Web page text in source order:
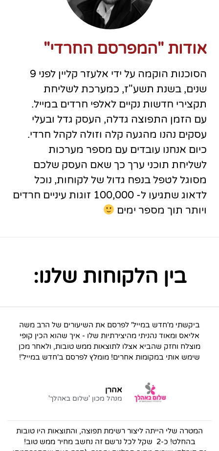
אודות "המפרסם החרדי"
הסוכנות הוקמה על ידי אלעזר קליין לפני 9
שנים, בשנת תשע"ז, כמערכת לשליחת
תקצירי חדשות נקיים לאלפי חרדים במייל.
עם הזמן התפוצה גדלה, העסק גדל ובעלי
עסקים נהנו מהגעה קלה וזולה לקהל חרדי.
כיום אנחנו עובדים עם מספר מערכות
לשליחת תוכני ערך כך שאם העסק שלכם
מסוגל לטפל בנפח גדול של לקוחות, נוכל
לדאוג שתגיעו ל- 100,000 זוגות עיניים חרדים
ויותר תוך מספר ימים
בין הלקוחות שלנו:
ביקשתי מ'חדש במייל' לפרסם את השיעורים של הרב משה
אליאס ומאוד נהניתי מהיצירתיות שלו - איך שהוא הכין קופי
מוצלח וחזק שהביא אצלו לתוצאות ממש טובות, ולאחר מכן
שימש אותי במקומות אחרים! מומלץ לפרסם ב'חדש במייל'!
אהרן
מנהל מכון 'שלום באהלך'
המטרה שלי הייתה ליצור רשימת תפוצה, והתוצאות היו טובות
בהחלט! כ-2 שקל לכל נרשם זה נחשב מחיר ממש טוב!